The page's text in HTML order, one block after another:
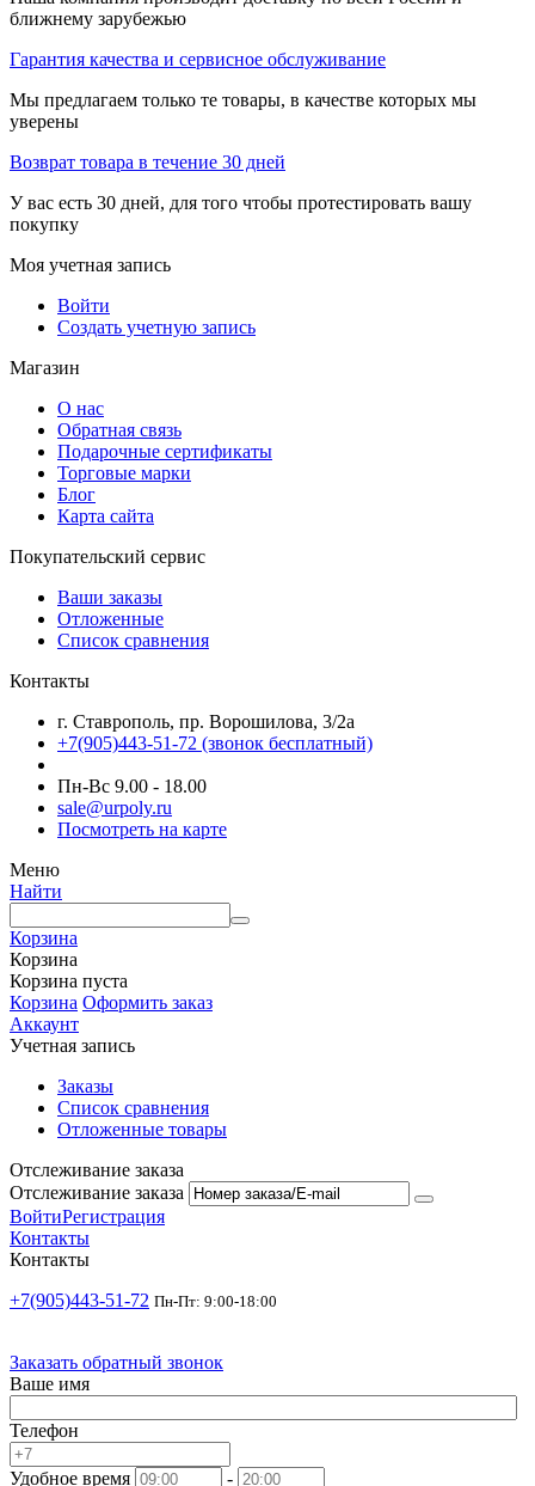
ближнему зарубежью
Гарантия качества и сервисное обслуживание
Мы предлагаем только те товары, в качестве которых мы
уверены
Возврат товара в течение 30 дней
У вас есть 30 дней, для того чтобы протестировать вашу
покупку
Моя учетная запись
Войти
Создать учетную запись
Магазин
О нас
Обратная связь
Подарочные сертификаты
Торговые марки
Блог
Карта сайта
Покупательский сервис
Ваши заказы
Отложенные
Список сравнения
Контакты
г. Ставрополь, пр. Ворошилова, 3/2а
+7(905)443-51-72 (звонок бесплатный)
Пн-Вс 9.00 - 18.00
sale@urpoly.ru
Посмотреть на карте
Меню
Найти
Корзина
Корзина
Корзина пуста
Корзина Оформить заказ
Аккаунт
Учетная запись
Заказы
Список сравнения
Отложенные товары
Отслеживание заказа
Отслеживание заказа
ВойтиРегистрация
Контакты
Контакты
+7(905)443-51-72 Пн-Пт: 9:00-18:00
Заказать обратный звонок
Ваше имя
Телефон
Удобное время -